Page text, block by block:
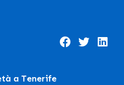
a Tenerife